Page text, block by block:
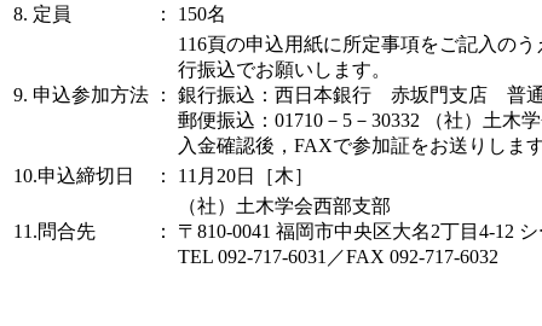
8. 定員
： 150名
9. 申込参加方法 ：
116頁の申込用紙に所定事項をご記入の
行振込でお願いします。
銀行振込：西日本銀行 赤坂門支店 普
郵便振込：01710－5－30332 （社）土木
入金確認後，FAXで参加証をお送りしま
10.申込締切日
： 11月20日［木］
11.問合先 ：
（社）土木学会西部支部
〒810‐0041 福岡市中央区大名2丁目4-12
TEL 092-717‐6031／FAX 092-717‐6032